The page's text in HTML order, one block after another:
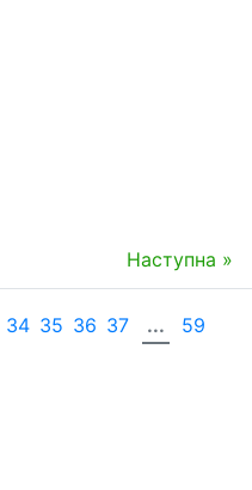
Наступна »
34 35 36 37 ... 59